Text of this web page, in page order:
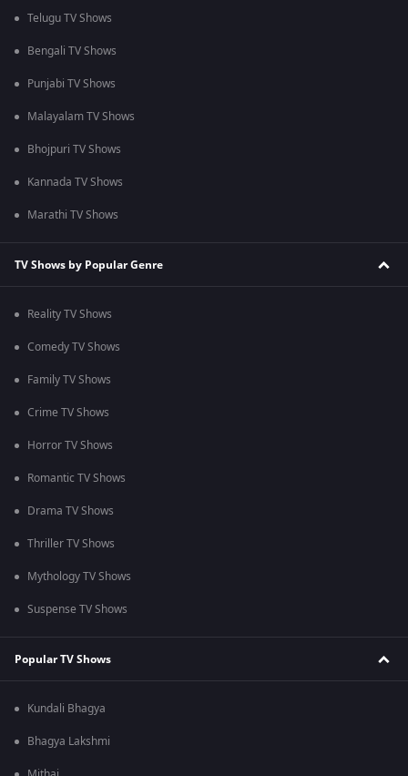
Telugu TV Shows
Bengali TV Shows
Punjabi TV Shows
Malayalam TV Shows
Bhojpuri TV Shows
Kannada TV Shows
Marathi TV Shows
TV Shows by Popular Genre
Reality TV Shows
Comedy TV Shows
Family TV Shows
Crime TV Shows
Horror TV Shows
Romantic TV Shows
Drama TV Shows
Thriller TV Shows
Mythology TV Shows
Suspense TV Shows
Popular TV Shows
Kundali Bhagya
Bhagya Lakshmi